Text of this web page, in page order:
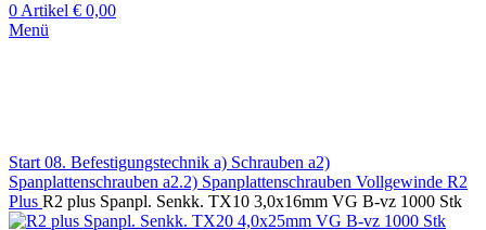
0 Artikel € 0,00
Menü
Start 08. Befestigungstechnik a) Schrauben a2)
Spanplattenschrauben a2.2) Spanplattenschrauben Vollgewinde R2
Plus R2 plus Spanpl. Senkk. TX10 3,0x16mm VG B-vz 1000 Stk